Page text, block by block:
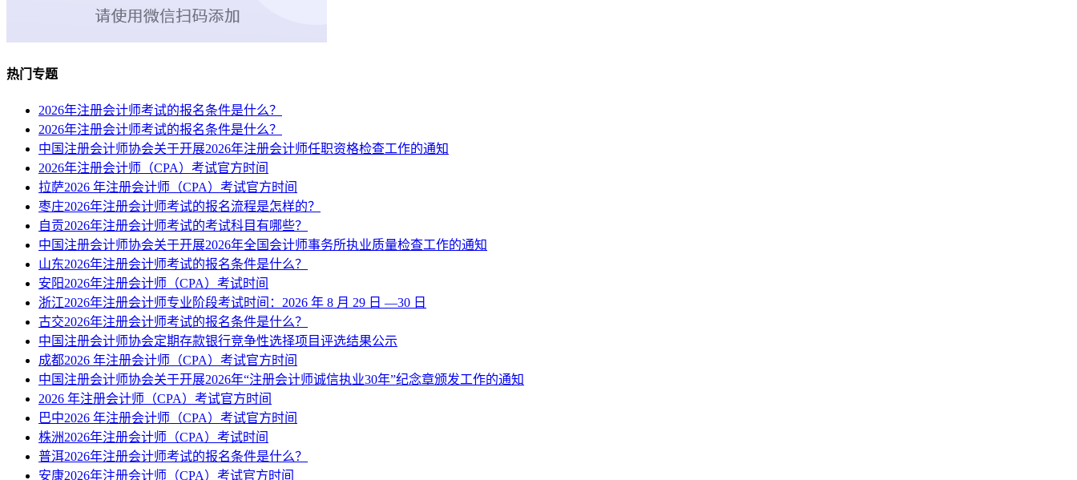
热门专题
2026年注册会计师考试的报名条件是什么？
2026年注册会计师考试的报名条件是什么？
中国注册会计师协会关于开展2026年注册会计师任职资格检查工作的通知
2026年注册会计师（CPA）考试官方时间
拉萨2026 年注册会计师（CPA）考试官方时间
枣庄2026年注册会计师考试的报名流程是怎样的？
自贡2026年注册会计师考试的考试科目有哪些？
中国注册会计师协会关于开展2026年全国会计师事务所执业质量检查工作的通知
山东2026年注册会计师考试的报名条件是什么？
安阳2026年注册会计师（CPA）考试时间
浙江2026年注册会计师专业阶段考试时间：2026 年 8 月 29 日 —30 日
古交2026年注册会计师考试的报名条件是什么？
中国注册会计师协会定期存款银行竞争性选择项目评选结果公示
成都2026 年注册会计师（CPA）考试官方时间
中国注册会计师协会关于开展2026年“注册会计师诚信执业30年”纪念章颁发工作的通知
2026 年注册会计师（CPA）考试官方时间
巴中2026 年注册会计师（CPA）考试官方时间
株洲2026年注册会计师（CPA）考试时间
普洱2026年注册会计师考试的报名条件是什么？
安康2026年注册会计师（CPA）考试官方时间